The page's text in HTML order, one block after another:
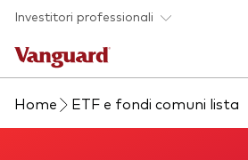
Skip to main content
Investitori professionali
Prodotti di investimento
Home ETF e fondi comuni lista